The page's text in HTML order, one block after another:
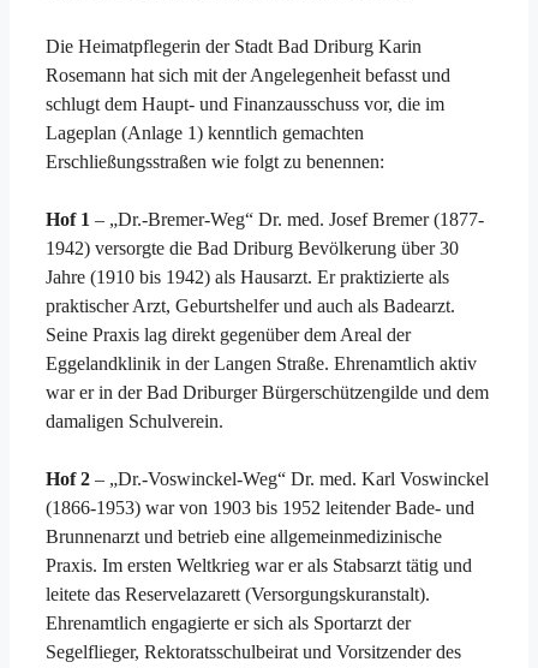
Die Heimatpflegerin der Stadt Bad Driburg Karin
Rosemann hat sich mit der Angelegenheit befasst und
schlugt dem Haupt- und Finanzausschuss vor, die im
Lageplan (Anlage 1) kenntlich gemachten
Erschließungsstraßen wie folgt zu benennen:
Hof 1 – „Dr.-Bremer-Weg“ Dr. med. Josef Bremer (1877-
1942) versorgte die Bad Driburg Bevölkerung über 30
Jahre (1910 bis 1942) als Hausarzt. Er praktizierte als
praktischer Arzt, Geburtshelfer und auch als Badearzt.
Seine Praxis lag direkt gegenüber dem Areal der
Eggelandklinik in der Langen Straße. Ehrenamtlich aktiv
war er in der Bad Driburger Bürgerschützengilde und dem
damaligen Schulverein.
Hof 2 – „Dr.-Voswinckel-Weg“ Dr. med. Karl Voswinckel
(1866-1953) war von 1903 bis 1952 leitender Bade- und
Brunnenarzt und betrieb eine allgemeinmedizinische
Praxis. Im ersten Weltkrieg war er als Stabsarzt tätig und
leitete das Reservelazarett (Versorgungskuranstalt).
Ehrenamtlich engagierte er sich als Sportarzt der
Segelflieger, Rektoratsschulbeirat und Vorsitzender des